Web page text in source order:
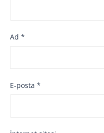
Ad *
E-posta *